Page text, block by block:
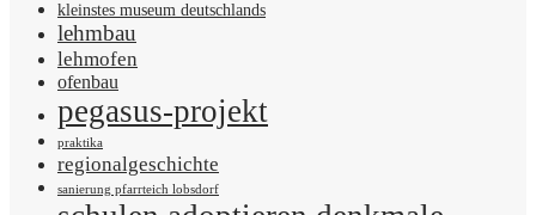
kleinstes museum deutschlands
lehmbau
lehmofen
ofenbau
pegasus-projekt
praktika
regionalgeschichte
sanierung pfarrteich lobsdorf